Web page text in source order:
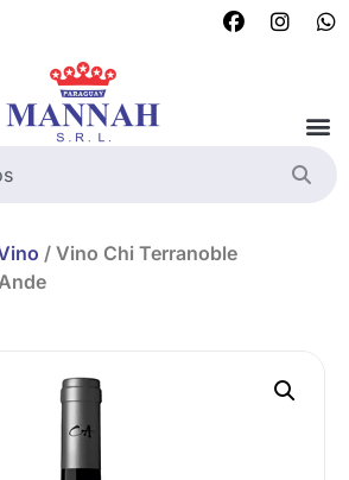
/ Vino Chi Terranoble